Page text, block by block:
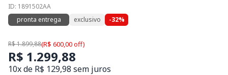
ID: 1891502AA
pronta entrega
exclusivo -32%
R$ 1.899,88(R$ 600,00 off)
R$ 1.299,88
10x de R$ 129,98 sem juros